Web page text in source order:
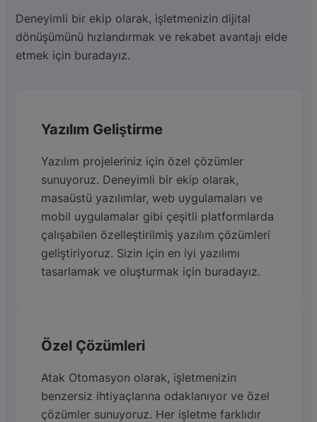
Deneyimli bir ekip olarak, işletmenizin dijital
dönüşümünü hızlandırmak ve rekabet avantajı elde
etmek için buradayız.
Yazılım Geliştirme
Yazılım projeleriniz için özel çözümler
sunuyoruz. Deneyimli bir ekip olarak,
masaüstü yazılımlar, web uygulamaları ve
mobil uygulamalar gibi çeşitli platformlarda
çalışabilen özelleştirilmiş yazılım çözümleri
geliştiriyoruz. Sizin için en iyi yazılımı
tasarlamak ve oluşturmak için buradayız.
Özel Çözümleri
Atak Otomasyon olarak, işletmenizin
benzersiz ihtiyaçlarına odaklanıyor ve özel
çözümler sunuyoruz. Her işletme farklıdır